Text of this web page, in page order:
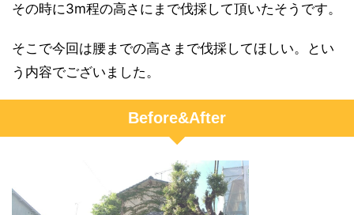
その時に3m程の高さにまで伐採して頂いたそうです。
そこで今回は腰までの高さまで伐採してほしい。とい
う内容でございました。
Before&After